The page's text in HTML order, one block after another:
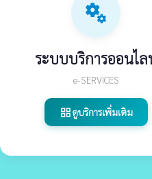
miscellaneous_services
ระบบบริการออนไ
e-SERVICES
grid_viewดูบริการเพิ่มเติม